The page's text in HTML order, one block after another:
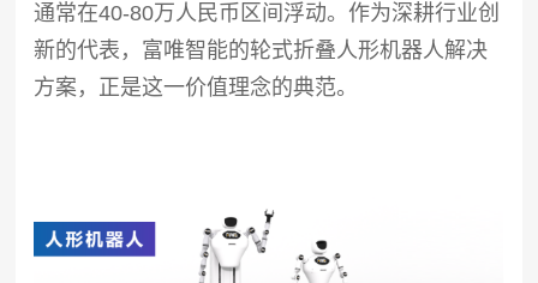
通常在40-80万人民币区间浮动。作为深耕行业创
新的代表，富唯智能的轮式折叠人形机器人解决
方案，正是这一价值理念的典范。